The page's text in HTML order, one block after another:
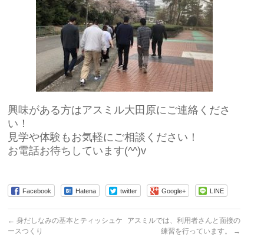
興味がある方はアスミル大田原にご連絡くださ
い！
見学や体験もお気軽にご相談ください！
お電話お待ちしています(^^)v
Facebook Hatena twitter Google+ LINE
← 身だしなみの基本とティッシュケ
ースつくり
アスミルでは、利用者さんと面接の
練習を行っています。
→